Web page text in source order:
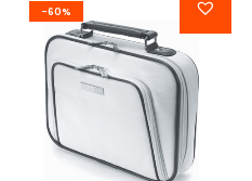
-60%